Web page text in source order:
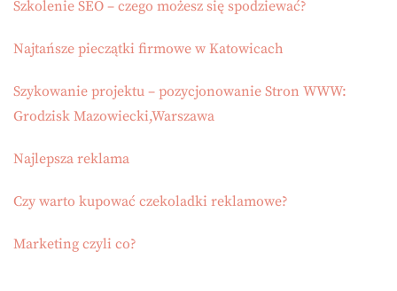
Szkolenie SEO – czego możesz się spodziewać?
Najtańsze pieczątki firmowe w Katowicach
Szykowanie projektu – pozycjonowanie Stron WWW:
Grodzisk Mazowiecki,Warszawa
Najlepsza reklama
Czy warto kupować czekoladki reklamowe?
Marketing czyli co?